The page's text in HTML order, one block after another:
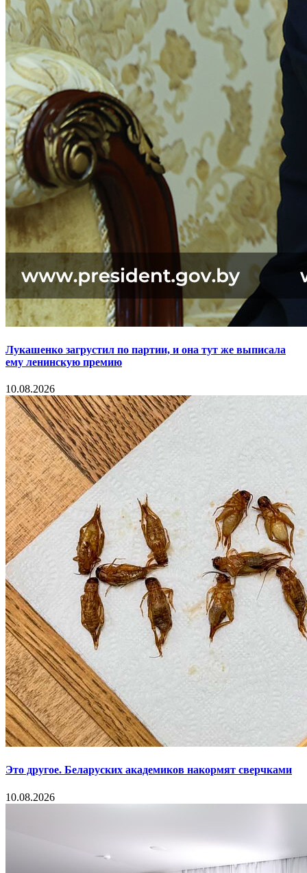
Лукашенко загрустил по партии, и она тут же выписала
ему ленинскую премию
10.08.2026
Это другое. Беларуских академиков накормят сверчками
10.08.2026